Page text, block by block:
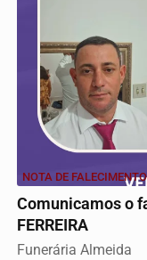
NOTA DE FALECIMENTO
Comunicamos o
FERREIRA
Funerária Almeida